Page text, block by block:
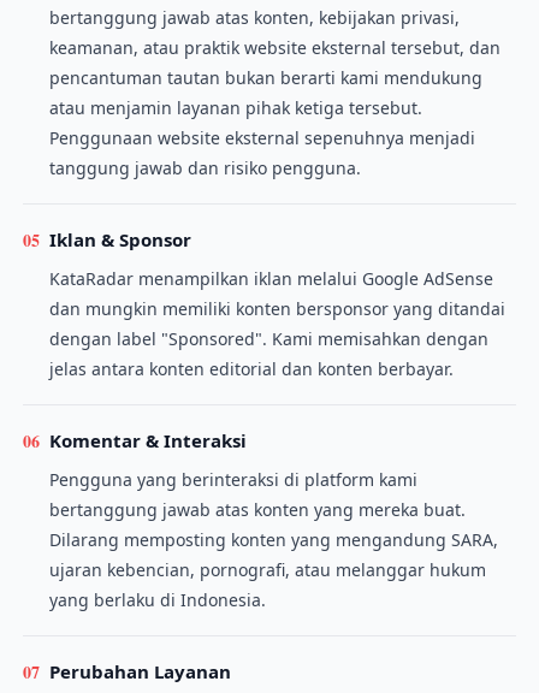
bertanggung jawab atas konten, kebijakan privasi,
keamanan, atau praktik website eksternal tersebut, dan
pencantuman tautan bukan berarti kami mendukung
atau menjamin layanan pihak ketiga tersebut.
Penggunaan website eksternal sepenuhnya menjadi
tanggung jawab dan risiko pengguna.
05 Iklan & Sponsor
KataRadar menampilkan iklan melalui Google AdSense
dan mungkin memiliki konten bersponsor yang ditandai
dengan label "Sponsored". Kami memisahkan dengan
jelas antara konten editorial dan konten berbayar.
06 Komentar & Interaksi
Pengguna yang berinteraksi di platform kami
bertanggung jawab atas konten yang mereka buat.
Dilarang memposting konten yang mengandung SARA,
ujaran kebencian, pornografi, atau melanggar hukum
yang berlaku di Indonesia.
07 Perubahan Layanan